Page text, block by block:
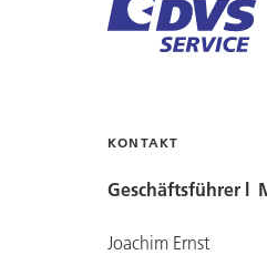
KONTAKT
Geschäftsführer l
Joachim Ernst